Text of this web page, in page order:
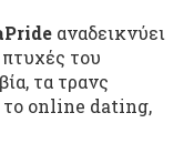
αναδεικνύει
του
τα τρανς
το οnline dating,